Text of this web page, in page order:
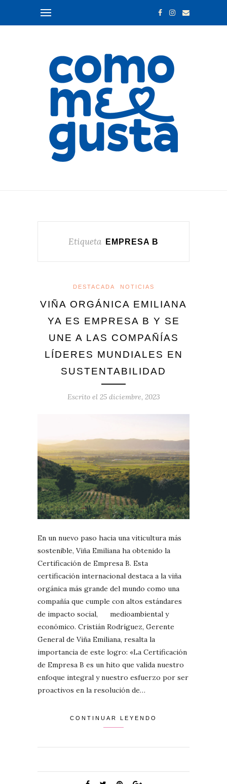
Etiqueta EMPRESA B
DESTACADA NOTICIAS
VIÑA ORGÁNICA EMILIANA
YA ES EMPRESA B Y SE
UNE A LAS COMPAÑÍAS
LÍDERES MUNDIALES EN
SUSTENTABILIDAD
Escrito el 25 diciembre, 2023
En un nuevo paso hacia una viticultura más
sostenible, Viña Emiliana ha obtenido la
Certificación de Empresa B. Esta
certificación internacional destaca a la viña
orgánica más grande del mundo como una
compañía que cumple con altos estándares
de impacto social, medioambiental y
económico. Cristián Rodríguez, Gerente
General de Viña Emiliana, resalta la
importancia de este logro: «La Certificación
de Empresa B es un hito que valida nuestro
enfoque integral y nuestro esfuerzo por ser
proactivos en la resolución de…
CONTINUAR LEYENDO